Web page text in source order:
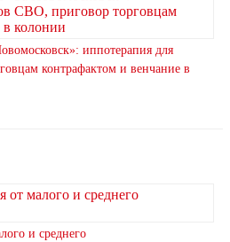
иппотерапия для
контрафактом и венчание в
и среднего